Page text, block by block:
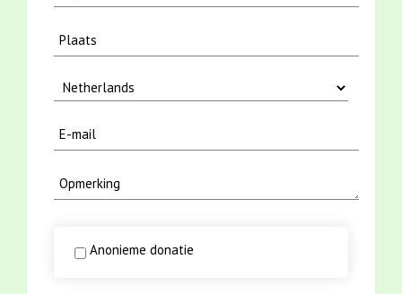
Anonieme donatie